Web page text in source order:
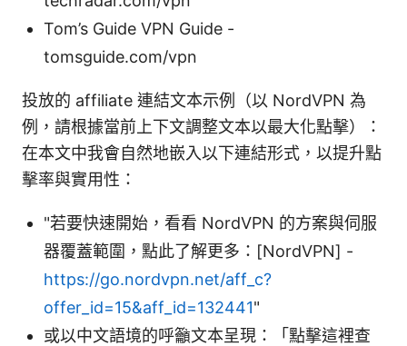
Tom’s Guide VPN Guide -
tomsguide.com/vpn
投放的 affiliate 連結文本示例（以 NordVPN 為
例，請根據當前上下文調整文本以最大化點擊）：
在本文中我會自然地嵌入以下連結形式，以提升點
擊率與實用性：
"若要快速開始，看看 NordVPN 的方案與伺服
器覆蓋範圍，點此了解更多：[NordVPN] -
https://go.nordvpn.net/aff_c?
offer_id=15&aff_id=132441"
或以中文語境的呼籲文本呈現：「點擊這裡查